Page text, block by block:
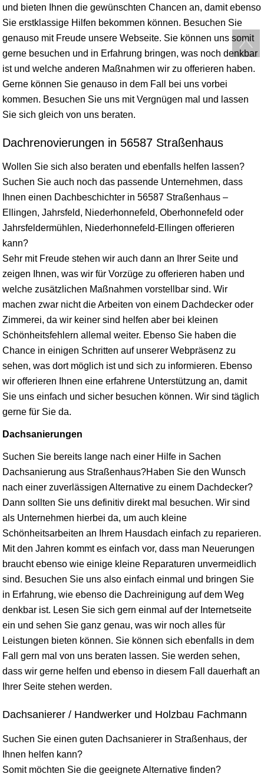
und bieten Ihnen die gewünschten Chancen an, damit ebenso
Sie erstklassige Hilfen bekommen können. Besuchen Sie
genauso mit Freude unsere Webseite. Sie können uns somit
gerne besuchen und in Erfahrung bringen, was noch denkbar
ist und welche anderen Maßnahmen wir zu offerieren haben.
Gerne können Sie genauso in dem Fall bei uns vorbei
kommen. Besuchen Sie uns mit Vergnügen mal und lassen
Sie sich gleich von uns beraten.
Dachrenovierungen in 56587 Straßenhaus
Wollen Sie sich also beraten und ebenfalls helfen lassen?
Suchen Sie auch noch das passende Unternehmen, dass
Ihnen einen Dachbeschichter in 56587 Straßenhaus –
Ellingen, Jahrsfeld, Niederhonnefeld, Oberhonnefeld oder
Jahrsfeldermühlen, Niederhonnefeld-Ellingen offerieren
kann?
Sehr mit Freude stehen wir auch dann an Ihrer Seite und
zeigen Ihnen, was wir für Vorzüge zu offerieren haben und
welche zusätzlichen Maßnahmen vorstellbar sind. Wir
machen zwar nicht die Arbeiten von einem Dachdecker oder
Zimmerei, da wir keiner sind helfen aber bei kleinen
Schönheitsfehlern allemal weiter. Ebenso Sie haben die
Chance in einigen Schritten auf unserer Webpräsenz zu
sehen, was dort möglich ist und sich zu informieren. Ebenso
wir offerieren Ihnen eine erfahrene Unterstützung an, damit
Sie uns einfach und sicher besuchen können. Wir sind täglich
gerne für Sie da.
Dachsanierungen
Suchen Sie bereits lange nach einer Hilfe in Sachen
Dachsanierung aus Straßenhaus?Haben Sie den Wunsch
nach einer zuverlässigen Alternative zu einem Dachdecker?
Dann sollten Sie uns definitiv direkt mal besuchen. Wir sind
als Unternehmen hierbei da, um auch kleine
Schönheitsarbeiten an Ihrem Hausdach einfach zu reparieren.
Mit den Jahren kommt es einfach vor, dass man Neuerungen
braucht ebenso wie einige kleine Reparaturen unvermeidlich
sind. Besuchen Sie uns also einfach einmal und bringen Sie
in Erfahrung, wie ebenso die Dachreinigung auf dem Weg
denkbar ist. Lesen Sie sich gern einmal auf der Internetseite
ein und sehen Sie ganz genau, was wir noch alles für
Leistungen bieten können. Sie können sich ebenfalls in dem
Fall gern mal von uns beraten lassen. Sie werden sehen,
dass wir gerne helfen und ebenso in diesem Fall dauerhaft an
Ihrer Seite stehen werden.
Dachsanierer / Handwerker und Holzbau Fachmann
Suchen Sie einen guten Dachsanierer in Straßenhaus, der
Ihnen helfen kann?
Somit möchten Sie die geeignete Alternative finden?